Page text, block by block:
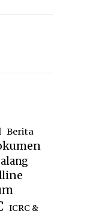
Berita
ICRC &